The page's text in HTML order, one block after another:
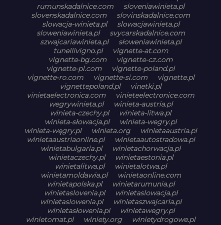
rumunskadalnice.com
sloveniawinieta.pl
slovenskadalnice.com
slovinskadalnice.com
slowacja-winieta.pl
slowacjawinieta.pl
sloweniawinieta.pl
svycarskadalnice.com
szwajcariawinieta.pl
słoweniawinieta.pl
tunellivigno.pl
vignette-at.com
vignette-bg.com
vignette-cz.com
vignette-pl.com
vignette-poland.pl
vignette-ro.com
vignette-si.com
vignette.pl
vignettepoland.pl
vinetki.pl
vinietaelectronica.com
vinieteelectronice.com
wegrywinieta.pl
winieta-austria.pl
winieta-czechy.pl
winieta-litwa.pl
winieta-słowacja.pl
winieta-wegry.pl
winieta-węgry.pl
winieta.org
winietaaustria.pl
winietaaustriaonline.pl
winietaautostradowa.pl
winietabulgaria.pl
winietachorwacja.pl
winietaczechy.pl
winietaestonia.pl
winietalitwa.pl
winietalotwa.pl
winietamoldawia.pl
winietaonline.com
winietapolska.pl
winietarumunia.pl
winietaslovenia.pl
winietaslowacja.pl
winietaslowenia.pl
winietaszwajcaria.pl
winietasłowenia.pl
winietawegry.pl
winietomat.pl
winiety.org
winietydrogowe.pl